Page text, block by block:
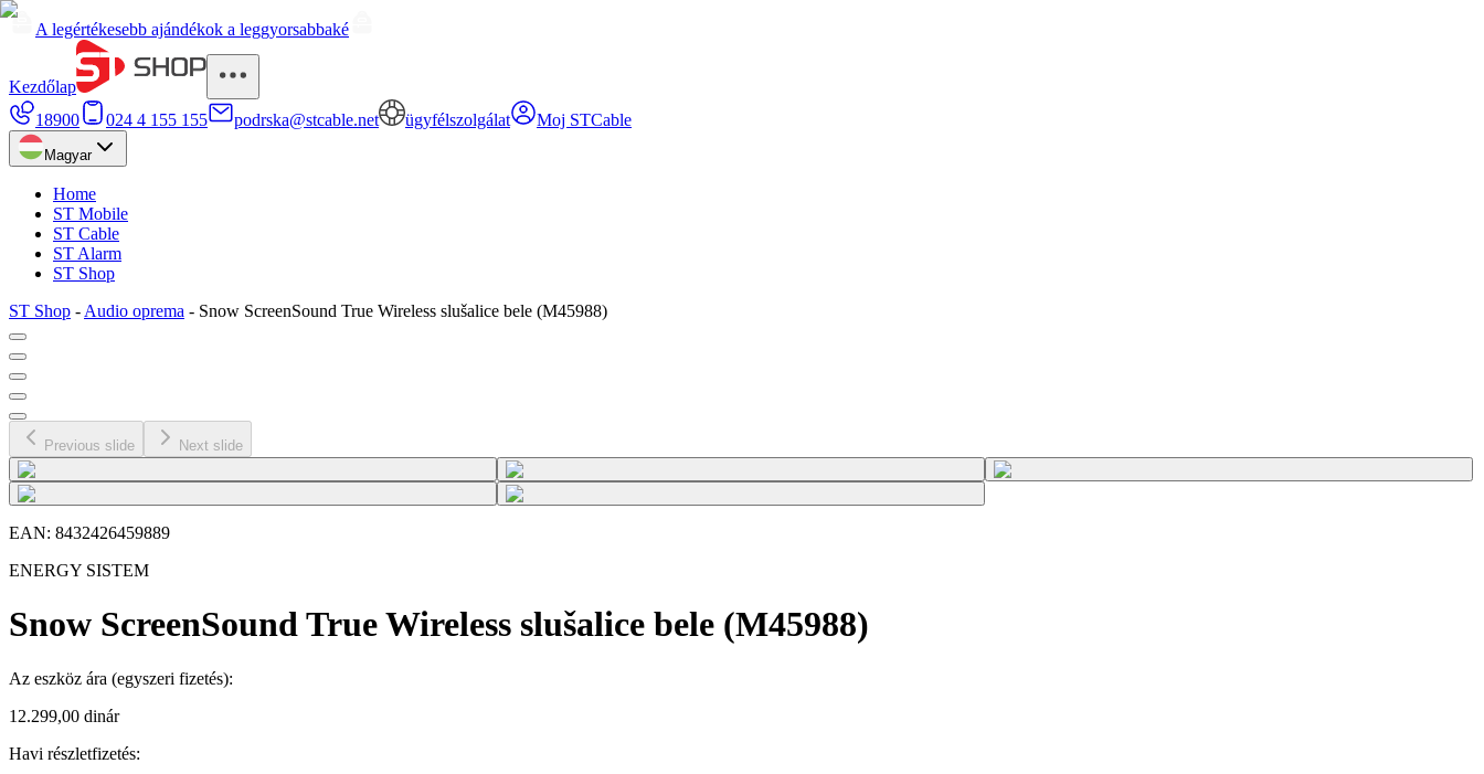
A legértékesebb ajándékok a leggyorsabbaké
Kezdőlap
18900
024 4 155 155 podrska@stcable.net ügyfélszolgálat Moj STCable
Magyar
Home
ST Mobile
ST Cable
ST Alarm
ST Shop
ST Shop - Audio oprema - Snow ScreenSound True Wireless slušalice bele (M45988)
Previous slide Next slide
EAN: 8432426459889
ENERGY SISTEM
Snow ScreenSound True Wireless slušalice bele (M45988)
Az eszköz ára (egyszeri fizetés):
12.299,00 dinár
Havi részletfizetés: